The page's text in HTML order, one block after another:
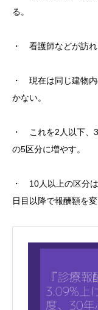
る。
・ 看護師などが訪れ
・ 現在は同じ建物
かない。
・ これを2人以下、
の5区分に増やす。
・ 10人以上の区分
日目以降で報酬額を変